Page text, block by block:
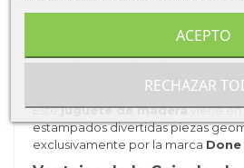
EL juego de primera edad deDone
geométricos y además una caja
para insertar las figuras
Estéjuguete de maderaviene en
estampados divertidas piezas
exclusivamente por la marca Done
RECHAZAR
ACEPTO